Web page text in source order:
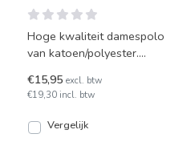
Hoge kwaliteit damespolo
van katoen/polyester.
knopen, manchetten en
halve-m
€15,95 excl. btw
€19,30 incl. btw
Vergelijk